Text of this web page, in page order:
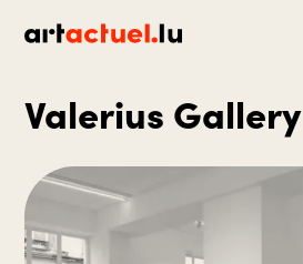
Valerius Gallery